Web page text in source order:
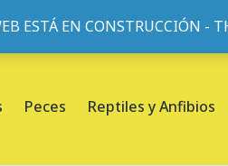
ESTÁ EN CONSTRUCCIÓN -
Barcelona |Sobre nosotros
Peces Reptiles y Anfibios